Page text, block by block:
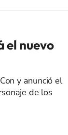
el nuevo
y anunció el
de los